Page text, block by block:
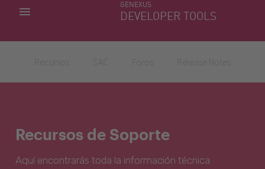
GENEXUS
DEVELOPER TOOLS
MIS APLICACIONES
Recursos de Soporte
Aquí encontrarás toda la información técnica